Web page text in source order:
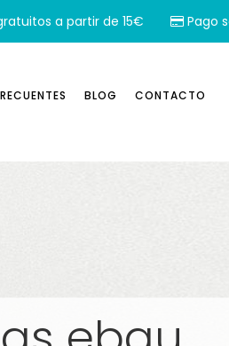
a partir de 15€ Pago
BLOG CONTACTO